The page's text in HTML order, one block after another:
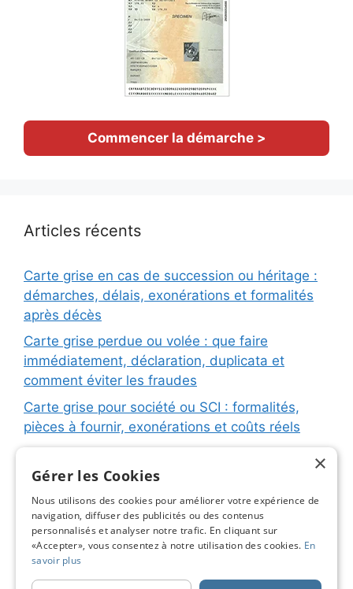
Commencer la démarche >
Articles récents
Carte grise en cas de succession ou héritage :
démarches, délais, exonérations et formalités
après décès
Carte grise perdue ou volée : que faire
immédiatement, déclaration, duplicata et
comment éviter les fraudes
Carte grise pour société ou SCI : formalités,
pièces à fournir, exonérations et coûts réels
immatriculation, fiche d’identification, plaques
Changement de titulaire carte grise : étapes
détaillées, coûts réels et astuces pour éviter les
pièges
×
Gérer les Cookies
Nous utilisons des cookies pour améliorer votre expérience de
navigation, diffuser des publicités ou des contenus
personnalisés et analyser notre trafic. En cliquant sur
«Accepter», vous consentez à notre utilisation des cookies. En
savoir plus